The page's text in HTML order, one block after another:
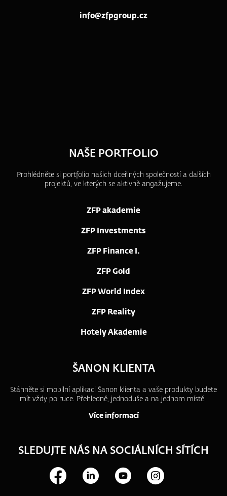
info@zfpgroup.cz
NAŠE PORTFOLIO
Prohlédněte si portfolio našich dceřiných společností a dalších
projektů, ve kterých se aktivně angažujeme.
ZFP akademie
ZFP Investments
ZFP Finance I.
ZFP Gold
ZFP World Index
ZFP Reality
Hotely Akademie
ŠANON KLIENTA
Stáhněte si mobilní aplikaci Šanon klienta a vaše produkty budete
mít vždy po ruce. Přehledně, jednoduše a na jednom místě.
Více informací
SLEDUJTE NÁS NA SOCIÁLNÍCH SÍTÍCH